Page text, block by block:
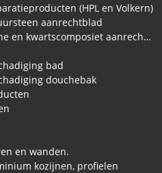
(HPL en Volkern)
aanrechtblad
Reparatie van Dekton, Silestone en kwartscomposiet aanrechtbladen
bad
douchebak
en wanden.
kozijnen, profielen